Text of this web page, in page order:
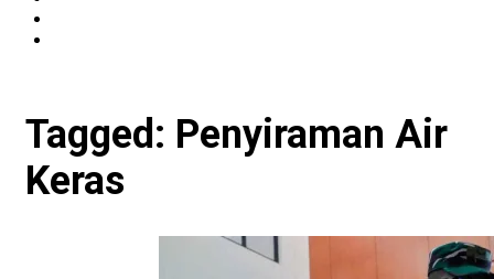
Tagged: Penyiraman Air
Keras